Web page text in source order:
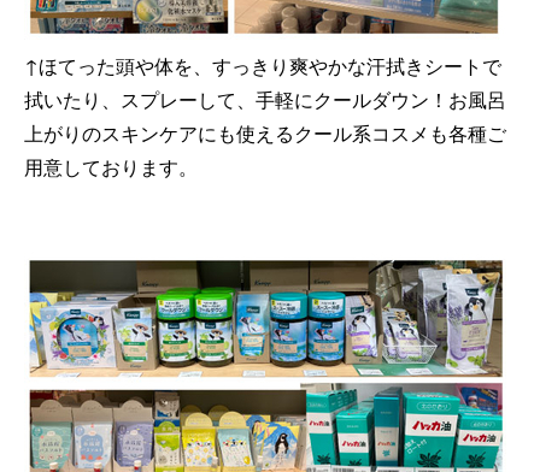
↑ほてった頭や体を、すっきり爽やかな汗拭きシートで
拭いたり、スプレーして、手軽にクールダウン！ お風呂
上がりのスキンケアにも使えるクール系コスメも各種ご
用意しております。